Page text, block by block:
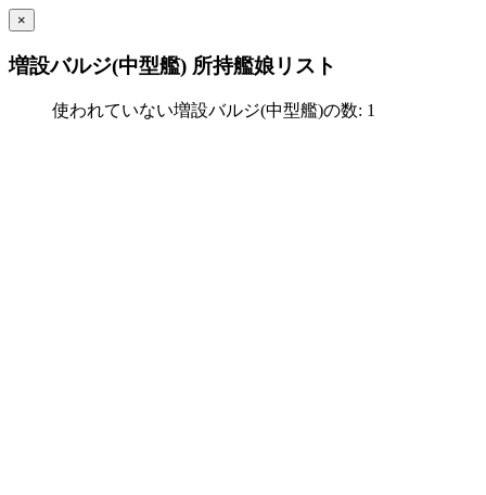
×
増設バルジ(中型艦) 所持艦娘リスト
使われていない増設バルジ(中型艦)の数: 1